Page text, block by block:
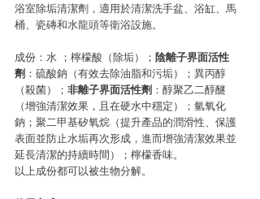
浴室除垢清潔劑，適用於清潔洗手盆、浴缸、馬
桶、瓷磚和水龍頭等衛浴設施。
成份：水 ；檸檬酸（除垢）； 陰離子界面活性
劑 ：硫酸鈉（有效去除油脂和污垢）；異丙醇
（殺菌）； 非離子界面活性劑 ：醇聚乙二醇醚
（增強清潔效果，且在硬水中穩定）；氫氧化
鈉；聚二甲基矽氧烷（提升產品的潤滑性、保護
表面並防止水垢再次形成，進而增強清潔效果並
延長清潔的持續時間）；檸檬香味。
以上成份都可以被生物分解。